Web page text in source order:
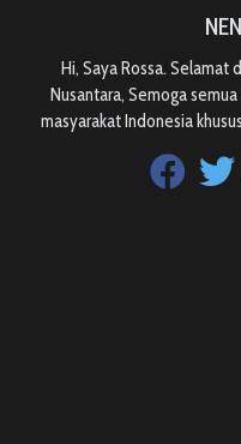
Hi, Saya Rossa. Selamat
Nusantara, Semoga
masyarakat Indonesia